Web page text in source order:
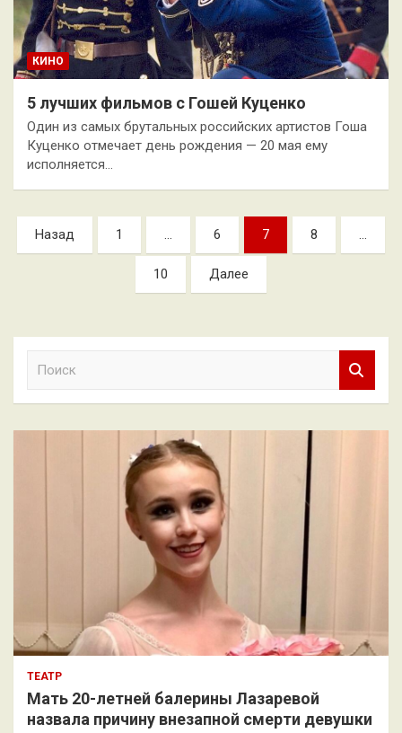
КИНО
5 лучших фильмов с Гошей Куценко
Один из самых брутальных российских артистов Гоша
Куценко отмечает день рождения — 20 мая ему
исполняется…
Пагинация
записей
Назад 1 … 6 7 8 …
10 Далее
к
ТЕАТР
Мать 20-летней балерины Лазаревой
назвала причину внезапной смерти девушки